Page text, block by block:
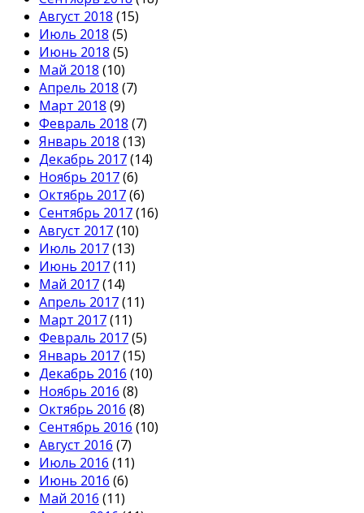
Август 2018 (15)
Июль 2018 (5)
Июнь 2018 (5)
Май 2018 (10)
Апрель 2018 (7)
Март 2018 (9)
Февраль 2018 (7)
Январь 2018 (13)
Декабрь 2017(14)
Ноябрь 2017(6)
Октябрь 2017(6)
Сентябрь 2017(16)
Август 2017(10)
Июль 2017(13)
Июнь 2017(11)
Май 2017(14)
Апрель 2017(11)
Март 2017(11)
Февраль 2017(5)
Январь 2017(15)
Декабрь 2016 (10)
Ноябрь 2016 (8)
Октябрь 2016 (8)
Сентябрь 2016 (10)
Август 2016 (7)
Июль 2016 (11)
Июнь 2016 (6)
Май 2016 (11)